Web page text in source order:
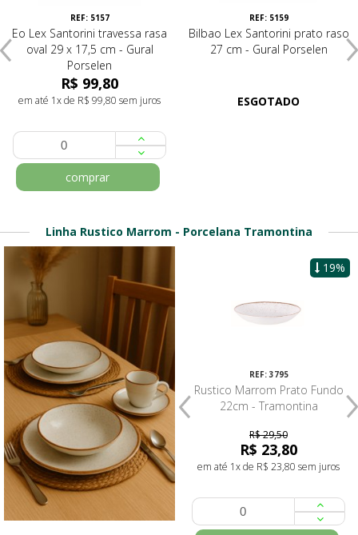
REF: 5157
Eo Lex Santorini travessa rasa
oval 29 x 17,5 cm - Gural
Porselen
R$ 99,80
em até 1x de R$ 99,80 sem juros
comprar
REF: 5159
Bilbao Lex Santorini prato raso
27 cm - Gural Porselen
ESGOTADO
Linha Rustico Marrom - Porcelana Tramontina
REF: 3794
Rustico Marrom Prato
Sobremesa 21cm - Tramontina
R$ 19,80
em até 1x de R$ 19,80 sem juros
19%
REF: 3795
Rustico Marrom Prato Fundo
22cm - Tramontina
R$ 29,50
R$ 23,80
em até 1x de R$ 23,80 sem juros